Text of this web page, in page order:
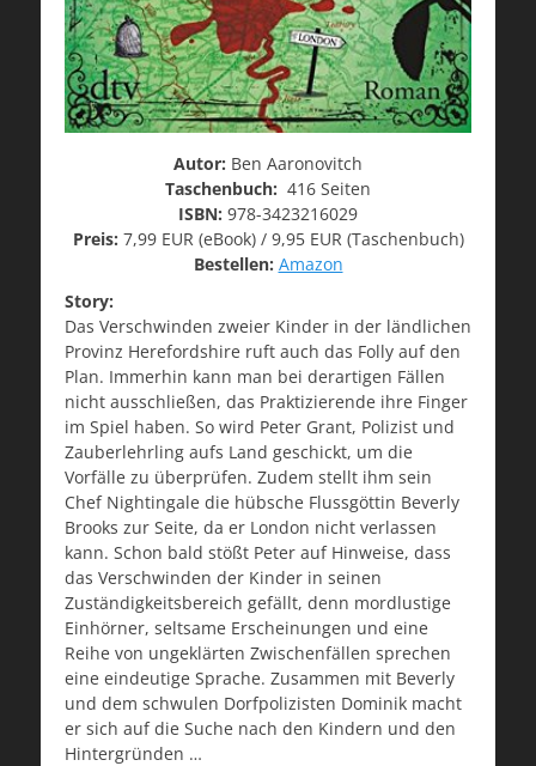
Autor: Ben Aaronovitch
Taschenbuch: 416 Seiten
ISBN: 978-3423216029
Preis: 7,99 EUR (eBook) / 9,95 EUR (Taschenbuch)
Bestellen: Amazon
Story:
Das Verschwinden zweier Kinder in der ländlichen
Provinz Herefordshire ruft auch das Folly auf den
Plan. Immerhin kann man bei derartigen Fällen
nicht ausschließen, das Praktizierende ihre Finger
im Spiel haben. So wird Peter Grant, Polizist und
Zauberlehrling aufs Land geschickt, um die
Vorfälle zu überprüfen. Zudem stellt ihm sein
Chef Nightingale die hübsche Flussgöttin Beverly
Brooks zur Seite, da er London nicht verlassen
kann. Schon bald stößt Peter auf Hinweise, dass
das Verschwinden der Kinder in seinen
Zuständigkeitsbereich gefällt, denn mordlustige
Einhörner, seltsame Erscheinungen und eine
Reihe von ungeklärten Zwischenfällen sprechen
eine eindeutige Sprache. Zusammen mit Beverly
und dem schwulen Dorfpolizisten Dominik macht
er sich auf die Suche nach den Kindern und den
Hintergründen …